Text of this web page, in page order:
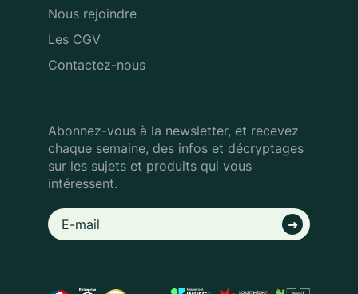
Nous rejoindre
Les CGV
Contactez-nous
Abonnez-vous à la newsletter, et recevez
chaque semaine, des infos et décryptages
sur les sujets et produits qui vous
intéressent.